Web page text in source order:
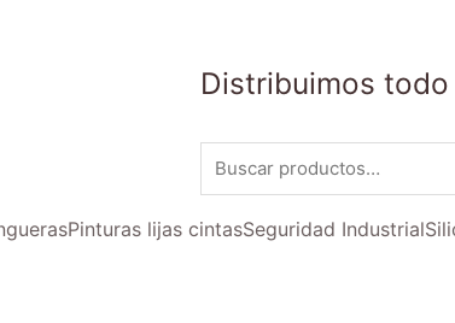
Distribuimos
Pinturas lijas cintasSeguridad Industrial